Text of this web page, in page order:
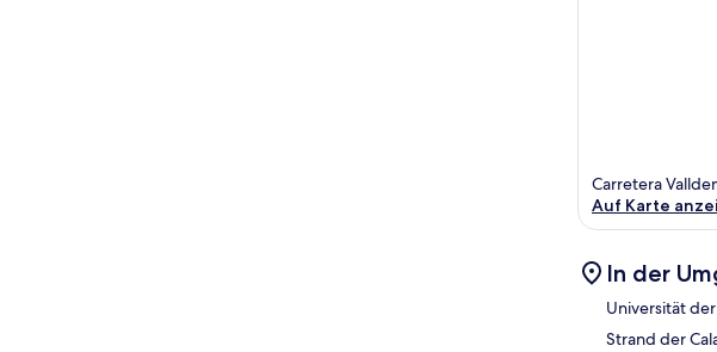
Carretera
Auf Karte
In der
Universität
Strand der